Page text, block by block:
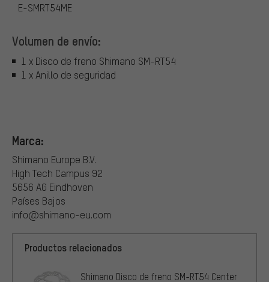
E-SMRT54ME
Volumen de envío:
1 x Disco de freno Shimano SM-RT54
1 x Anillo de seguridad
Marca:
Shimano Europe B.V.
High Tech Campus 92
5656 AG Eindhoven
Países Bajos
info@shimano-eu.com
Productos relacionados
Shimano Disco de freno SM-RT54 Center